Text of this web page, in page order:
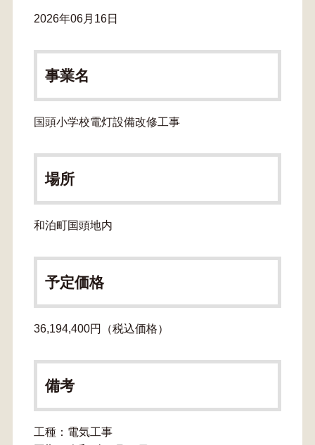
2026年06月16日
事業名
国頭小学校電灯設備改修工事
場所
和泊町国頭地内
予定価格
36,194,400円（税込価格）
備考
工種：電気工事